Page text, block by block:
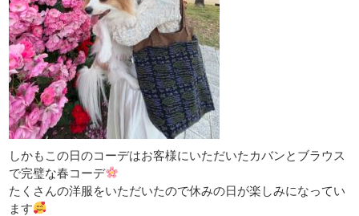
しかもこの日のコーデはお客様にいただいたカバンとブラウス
で完璧な春コーデ
たくさんの洋服をいただいたので休みの日が楽しみになってい
ます